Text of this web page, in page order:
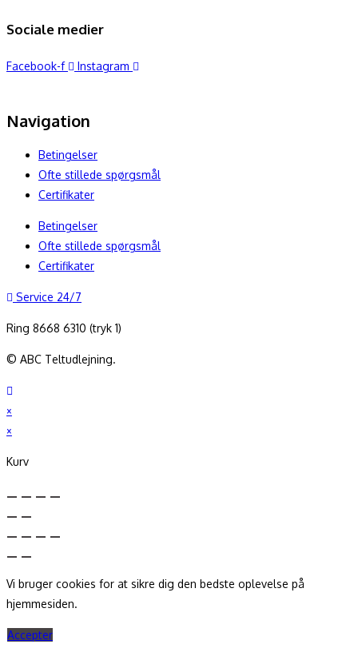
Sociale medier
Facebook-f Instagram
Navigation
Betingelser
Ofte stillede spørgsmål
Certifikater
Betingelser
Ofte stillede spørgsmål
Certifikater
Service 24/7
Ring 8668 6310 (tryk 1)
© ABC Teltudlejning.
×
×
Kurv
Vi bruger cookies for at sikre dig den bedste oplevelse på
hjemmesiden.
Accepter